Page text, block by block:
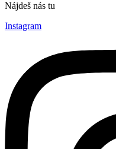
Nájdeš nás tu
Instagram